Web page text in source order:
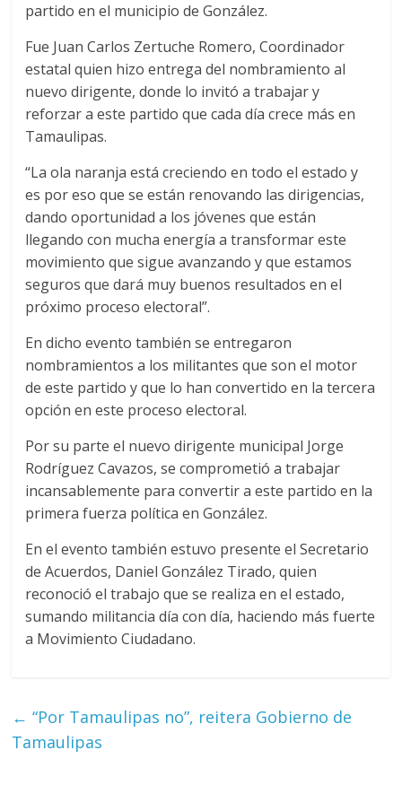
partido en el municipio de González.
Fue Juan Carlos Zertuche Romero, Coordinador
estatal quien hizo entrega del nombramiento al
nuevo dirigente, donde lo invitó a trabajar y
reforzar a este partido que cada día crece más en
Tamaulipas.
“La ola naranja está creciendo en todo el estado y
es por eso que se están renovando las dirigencias,
dando oportunidad a los jóvenes que están
llegando con mucha energía a transformar este
movimiento que sigue avanzando y que estamos
seguros que dará muy buenos resultados en el
próximo proceso electoral”.
En dicho evento también se entregaron
nombramientos a los militantes que son el motor
de este partido y que lo han convertido en la tercera
opción en este proceso electoral.
Por su parte el nuevo dirigente municipal Jorge
Rodríguez Cavazos, se comprometió a trabajar
incansablemente para convertir a este partido en la
primera fuerza política en González.
En el evento también estuvo presente el Secretario
de Acuerdos, Daniel González Tirado, quien
reconoció el trabajo que se realiza en el estado,
sumando militancia día con día, haciendo más fuerte
a Movimiento Ciudadano.
← “Por Tamaulipas no”, reitera Gobierno de
Tamaulipas